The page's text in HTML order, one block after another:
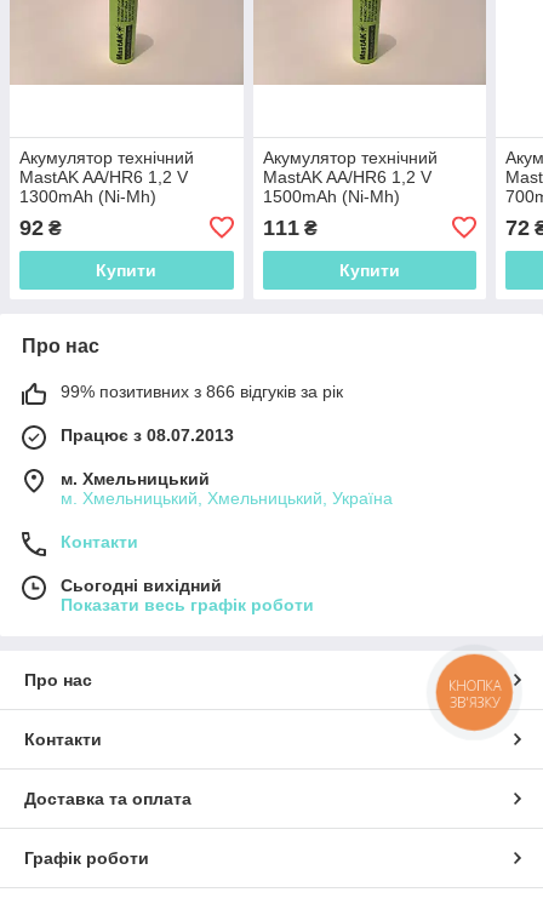
Акумулятор технічний
MastAK AA/HR6 1,2 V
1300mAh (Ni-Mh)
92 ₴
Купити
Акумулятор технічний
MastAK AA/HR6 1,2 V
1500mAh (Ni-Mh)
111₴
Купити
72
Про нас
99% позитивних з 866 відгуків за рік
Працює з 08.07.2013
м. Хмельницький
м. Хмельницький, Хмельницький, Україна
Контакти
Сьогодні вихідний
Показати весь графік роботи
Про нас
Контакти
Доставка та оплата
Графік роботи
КНОПКА
ЗВ'ЯЗКУ